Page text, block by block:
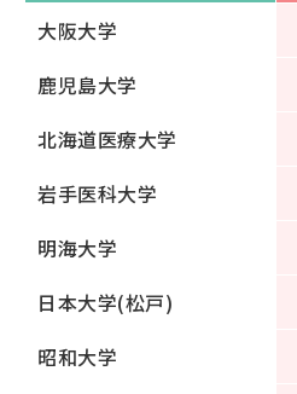
大阪大学
鹿児島大学
北海道医療大学
岩手医科大学
明海大学
日本大学(松戸)
昭和大学